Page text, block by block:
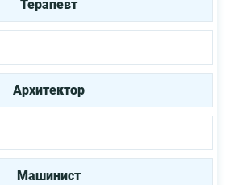
Терапевт
Архитектор
Машинист